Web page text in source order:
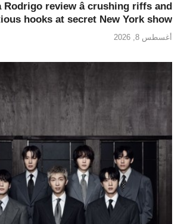
review â crushing riffs and
hooks at secret New York show
أغسطس 8, 2026